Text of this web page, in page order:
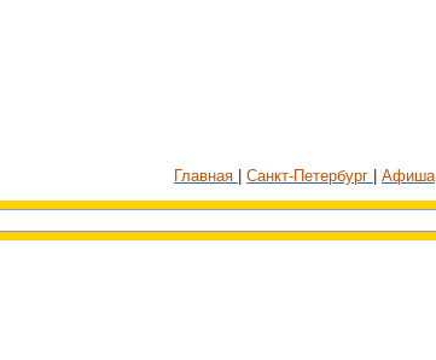
Главная Санкт-Петербург Афиша